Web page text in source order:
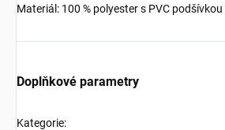
Materiál: 100 % polyester s PVC podšívkou
Doplňkové parametry
Kategorie: